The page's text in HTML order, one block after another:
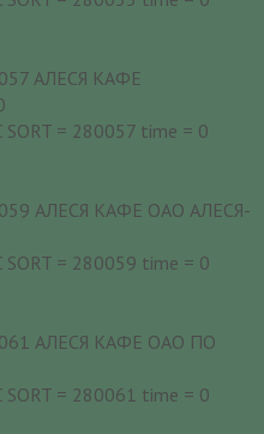
АЛЕСЯ КАФЕ
SORT = 280057 time = 0
АЛЕСЯ КАФЕ ОАО АЛЕСЯ-
SORT = 280059 time = 0
АЛЕСЯ КАФЕ ОАО ПО
SORT = 280061 time = 0